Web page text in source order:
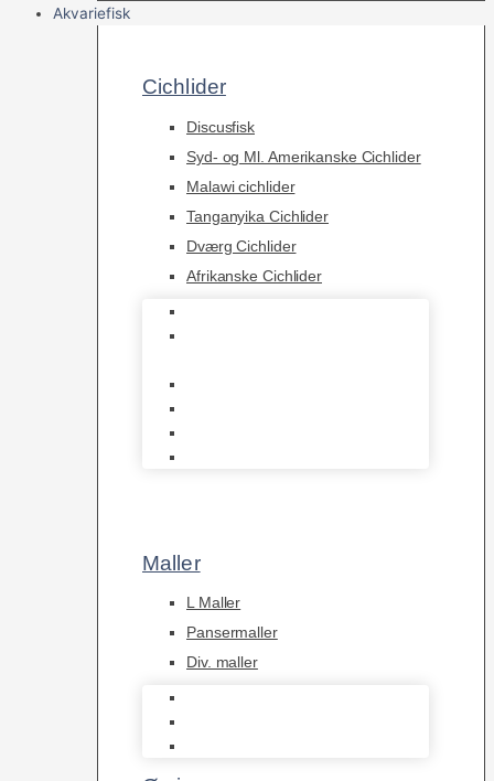
Akvariefisk
Cichlider
Discusfisk
Syd- og Ml. Amerikanske Cichlider
Malawi cichlider
Tanganyika Cichlider
Dværg Cichlider
Afrikanske Cichlider
Maller
L Maller
Pansermaller
Div. maller